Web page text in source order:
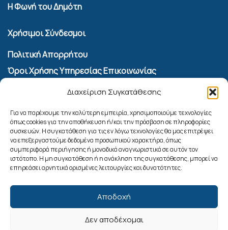
Διαχείριση Συγκατάθεσης
Για να παρέχουμε την καλύτερη εμπειρία, χρησιμοποιούμε τεχνολογίες
όπως cookies για την αποθήκευση ή/και την πρόσβαση σε πληροφορίες
συσκευών. Η συγκατάθεση για τις εν λόγω τεχνολογίες θα μας επιτρέψει
να επεξεργαστούμε δεδομένα προσωπικού χαρακτήρα, όπως
συμπεριφορά περιήγησης ή μοναδικά αναγνωριστικά σε αυτόν τον
ιστότοπο. Η μη συγκατάθεση ή η ανάκληση της συγκατάθεσης, μπορεί να
επηρεάσει αρνητικά ορισμένες λειτουργίες και δυνατότητες.
Αποδοχή
Δεν αποδέχομαι
Η Φωνή του Δημότη
Χρήσιμοι Σύνδεσμοι
Πολιτική Απορρήτου
Όροι Χρήσης Υπηρεσίας Επικοινωνίας
Πολιτική Cookies (ΕΕ)
Αναζήτηση